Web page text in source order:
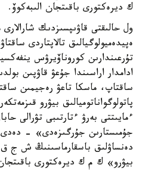
ك ديرەكتورى باقىتجان الىبەكوۆ.
ول حالىقتى قاۋىپسىزدىك
ەپيدەميولوگيالىق تالاپتاردى
تۇرعىندارىن كوروناۆيرۋس
ادامدار اراسىندا جۇعۋ قاۋپىن
ساقتاپ، ماسكا تاعۋ رەجيمىن
پاتولوگواناتوميالىق بيۋرو
ءمايىتتى بەرۋ ءتارتىبى تۋرالى
جۇمىستارىن جۇرگىزەدى» - دەدى
دەنساۋلىق باسقارماسىنىڭ ش ج ق
بيۋرو» ك م ك ديرەكتورى